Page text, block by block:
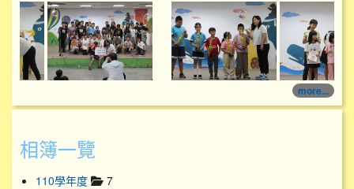
114學年度升旗頒獎 114學年度升旗頒獎
more...
相簿一覽
110學年度
7